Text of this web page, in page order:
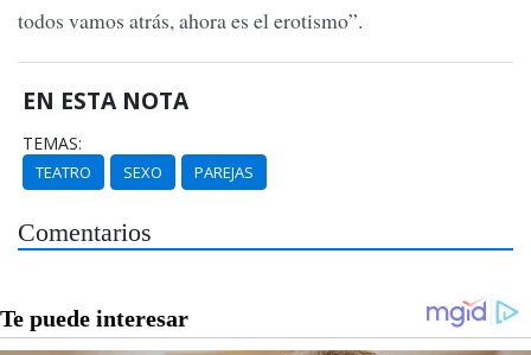
todos vamos atrás, ahora es el erotismo”.
EN ESTA NOTA
TEMAS:
TEATRO SEXO PAREJAS
Comentarios